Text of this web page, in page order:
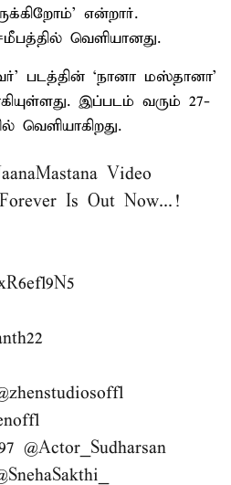
என்றார்.
வெளியானது.
படத்தின் ‘நானா மஸ்தானா’
இப்படம் வரும் 27-
வெளியாகிறது.
Video
Is Out Now...!
@Actor_Sudharsan